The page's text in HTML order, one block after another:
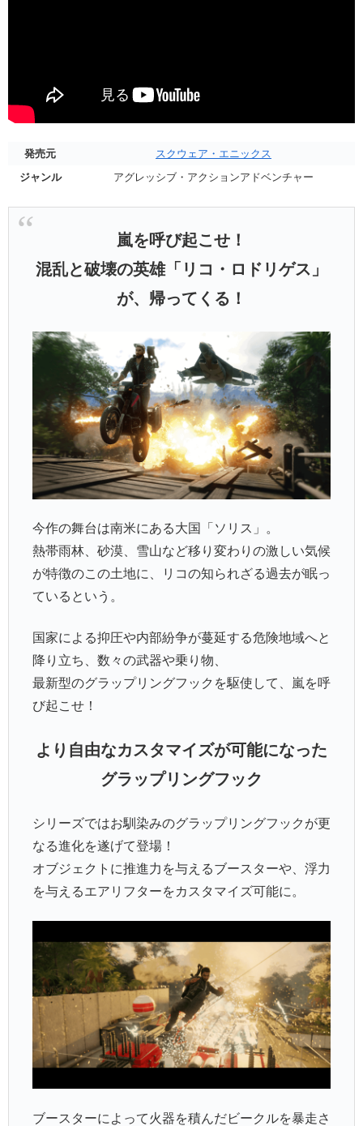
発売元
スクウェア・エニックス
ジャンル
アグレッシブ・アクションアドベンチャー
嵐を呼び起こせ！
混乱と破壊の英雄「リコ・ロドリゲス」
が、帰ってくる！
今作の舞台は南米にある大国「ソリス」。
熱帯雨林、砂漠、雪山など移り変わりの激しい気候
が特徴のこの土地に、リコの知られざる過去が眠っ
ているという。
国家による抑圧や内部紛争が蔓延する危険地域へと
降り立ち、数々の武器や乗り物、
最新型のグラップリングフックを駆使して、嵐を呼
び起こせ！
より自由なカスタマイズが可能になった
グラップリングフック
シリーズではお馴染みのグラップリングフックが更
なる進化を遂げて登場！
オブジェクトに推進力を与えるブースターや、浮力
を与えるエアリフターをカスタマイズ可能に。
ブースターによって火器を積んだビークルを暴走さ